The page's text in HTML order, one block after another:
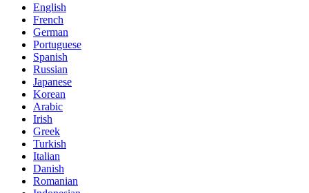
English
French
German
Portuguese
Spanish
Russian
Japanese
Korean
Arabic
Irish
Greek
Turkish
Italian
Danish
Romanian